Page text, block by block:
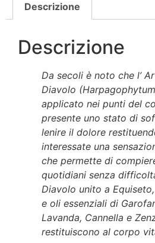
Descrizione
Descrizione
Da secoli è noto che l’
Diavolo
applicato nei punti del
presente uno stato di
lenire il dolore
interessate una
che permette di
quotidiani senza
Diavolo unito a
e oli essenziali di
Lavanda, Cannella e
restituiscono al corpo